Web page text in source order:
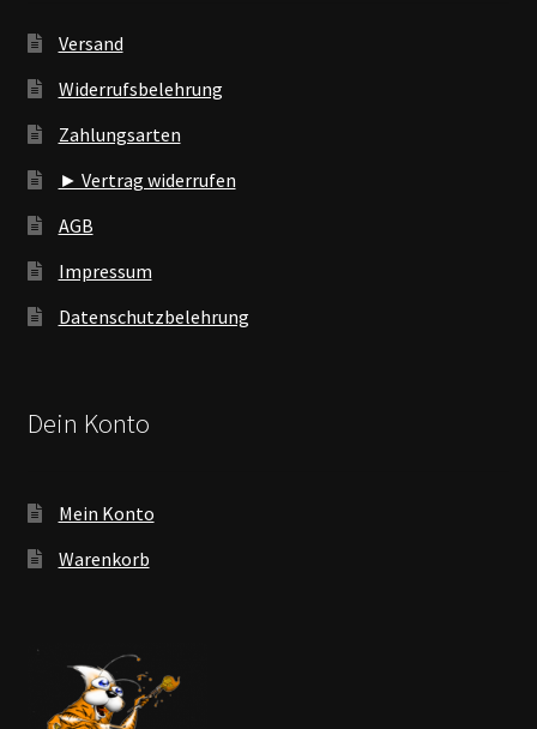
Versand
Widerrufsbelehrung
Zahlungsarten
► Vertrag widerrufen
AGB
Impressum
Datenschutzbelehrung
Dein Konto
Mein Konto
Warenkorb